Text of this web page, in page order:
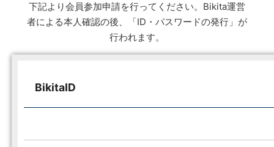
下記より会員参加申請を行ってください。Bikita運営
者による本人確認の後、「ID・パスワードの発行」が
行われます。
BikitaID